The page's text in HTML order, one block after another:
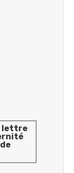
lettre